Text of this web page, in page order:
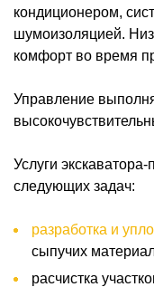
кондиционером,
шумоизоляцией.
комфорт во время
Управление
Услуги
следующих задач:
разработка и
сыпучих
расчистка